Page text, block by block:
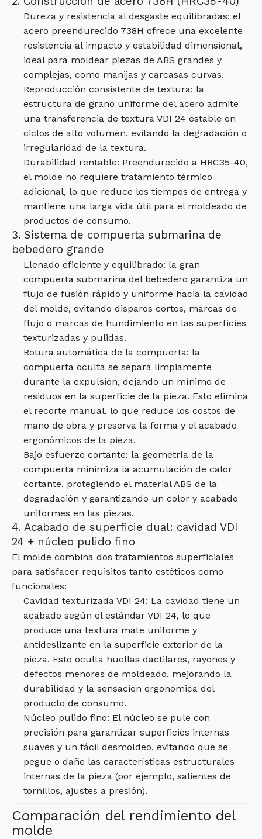
Dureza y resistencia al desgaste equilibradas: el
acero preendurecido 738H ofrece una excelente
resistencia al impacto y estabilidad dimensional,
ideal para moldear piezas de ABS grandes y
complejas, como manijas y carcasas curvas.
Reproducción consistente de textura: la
estructura de grano uniforme del acero admite
una transferencia de textura VDI 24 estable en
ciclos de alto volumen, evitando la degradación o
irregularidad de la textura.
Durabilidad rentable: Preendurecido a HRC35-40,
el molde no requiere tratamiento térmico
adicional, lo que reduce los tiempos de entrega y
mantiene una larga vida útil para el moldeado de
productos de consumo.
3. Sistema de compuerta submarina de
bebedero grande
Llenado eficiente y equilibrado: la gran
compuerta submarina del bebedero garantiza un
flujo de fusión rápido y uniforme hacia la cavidad
del molde, evitando disparos cortos, marcas de
flujo o marcas de hundimiento en las superficies
texturizadas y pulidas.
Rotura automática de la compuerta: la
compuerta oculta se separa limpiamente
durante la expulsión, dejando un mínimo de
residuos en la superficie de la pieza. Esto elimina
el recorte manual, lo que reduce los costos de
mano de obra y preserva la forma y el acabado
ergonómicos de la pieza.
Bajo esfuerzo cortante: la geometría de la
compuerta minimiza la acumulación de calor
cortante, protegiendo el material ABS de la
degradación y garantizando un color y acabado
uniformes en las piezas.
4. Acabado de superficie dual: cavidad VDI
24 + núcleo pulido fino
El molde combina dos tratamientos superficiales
para satisfacer requisitos tanto estéticos como
funcionales:
Cavidad texturizada VDI 24: La cavidad tiene un
acabado según el estándar VDI 24, lo que
produce una textura mate uniforme y
antideslizante en la superficie exterior de la
pieza. Esto oculta huellas dactilares, rayones y
defectos menores de moldeado, mejorando la
durabilidad y la sensación ergonómica del
producto de consumo.
Núcleo pulido fino: El núcleo se pule con
precisión para garantizar superficies internas
suaves y un fácil desmoldeo, evitando que se
pegue o dañe las características estructurales
internas de la pieza (por ejemplo, salientes de
tornillos, ajustes a presión).
Comparación del rendimiento del
molde